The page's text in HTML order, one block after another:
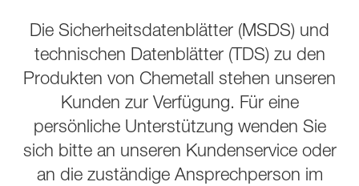
Die Sicherheitsdatenblätter (MSDS) und
technischen Datenblätter (TDS) zu den
Produkten von Chemetall stehen unseren
Kunden zur Verfügung. Für eine
persönliche Unterstützung wenden Sie
sich bitte an unseren Kundenservice oder
an die zuständige Ansprechperson im